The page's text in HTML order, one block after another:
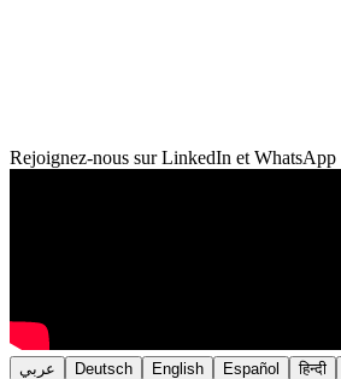
Rejoignez-nous sur LinkedIn et
عربي Deutsch English Español हिन्दी